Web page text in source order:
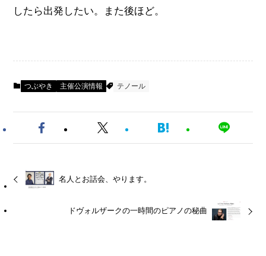
したら出発したい。また後ほど。
つぶやき 主催公演情報 テノール
名人とお話会、やります。
ドヴォルザークの一時間のピアノの秘曲